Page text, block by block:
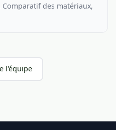
des matériaux,
l'équipe